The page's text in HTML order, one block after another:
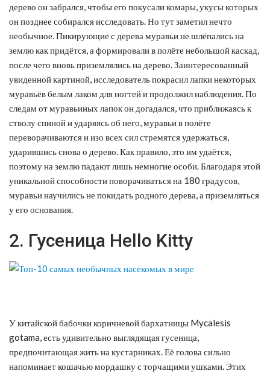
дерево он забрался, чтобы его покусали комары, укусы которых
он позднее собирался исследовать. Но тут заметил нечто
необычное. Пикирующие с дерева муравьи не шлёпались на
землю как придётся, а формировали в полёте небольшой каскад,
после чего вновь приземлялись на дерево. Заинтересованный
увиденной картиной, исследователь покрасил лапки некоторых
муравьёв белым лаком для ногтей и продолжил наблюдения. По
следам от муравьиных лапок он догадался, что приближаясь к
стволу спиной и ударяясь об него, муравьи в полёте
переворачиваются и изо всех сил стремятся удержаться,
ударившись снова о дерево. Как правило, это им удаётся,
поэтому на землю падают лишь немногие особи. Благодаря этой
уникальной способности поворачиваться на 180 градусов,
муравьи научились не покидать родного дерева, а приземляться
у его основания.
2. Гусеница Hello Kitty
У китайской бабочки коричневой бархатницы Mycalesis
gotama, есть удивительно выглядящая гусеница,
предпочитающая жить на кустарниках. Её голова сильно
напоминает кошачью мордашку с торчащими ушками. Этих